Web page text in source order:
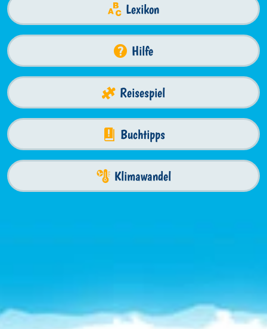
Lexikon
Hilfe
Reisespiel
Buchtipps
Klimawandel